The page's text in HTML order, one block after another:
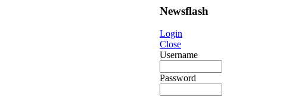
Newsflash
Login
Close
Username
Password